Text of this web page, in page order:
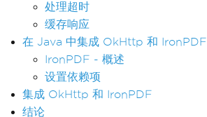
处理超时
缓存响应
在 Java 中集成 OkHttp 和 IronPDF
IronPDF - 概述
设置依赖项
集成 OkHttp 和 IronPDF
结论